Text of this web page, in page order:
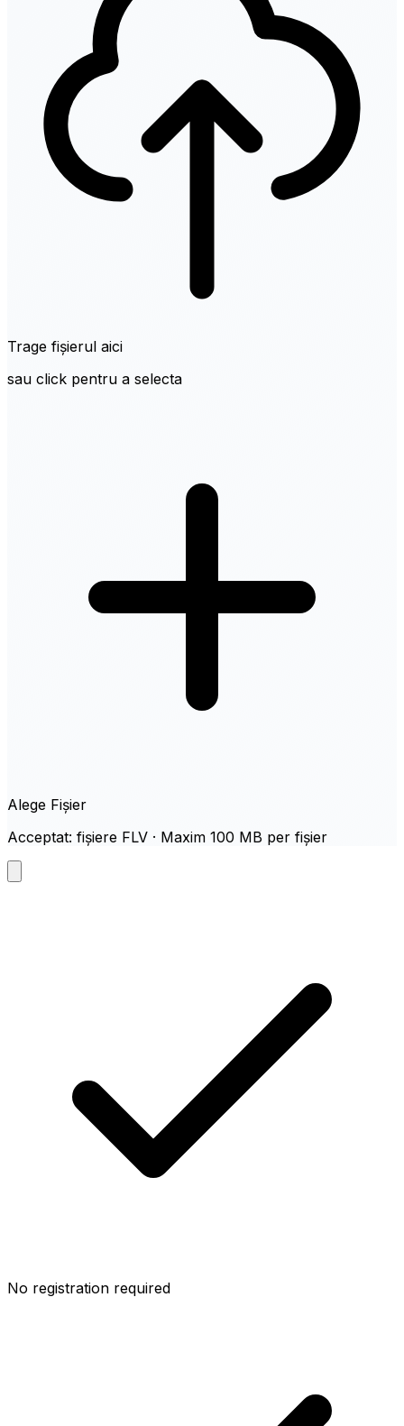
Trage fișierul aici
sau click pentru a selecta
Alege Fișier
Acceptat: fișiere FLV · Maxim 100 MB per fișier
No registration required